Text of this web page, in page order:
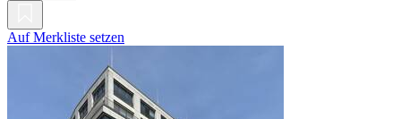
Auf Merkliste setzen